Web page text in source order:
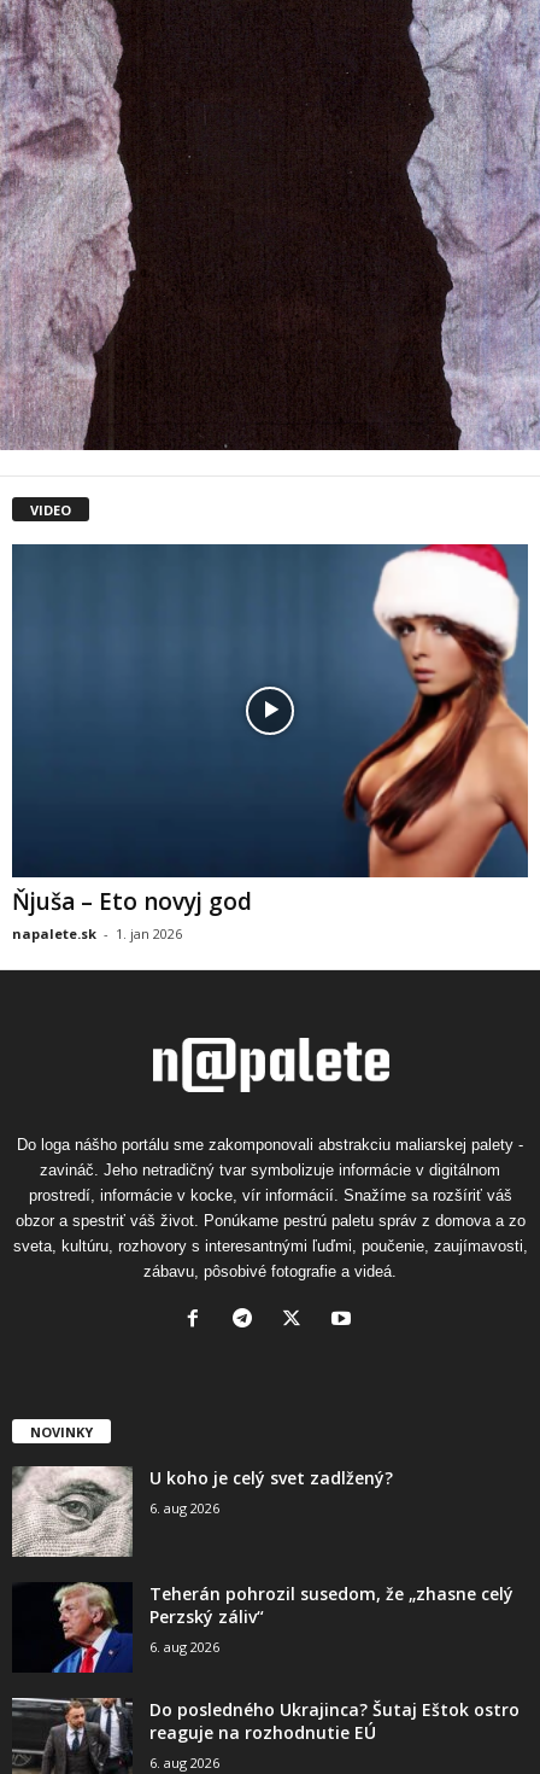
VIDEO
Ňjuša – Eto novyj god
napalete.sk - 1. jan 2026
Do loga nášho portálu sme zakomponovali abstrakciu maliarskej palety -
zavináč. Jeho netradičný tvar symbolizuje informácie v digitálnom
prostredí, informácie v kocke, vír informácií. Snažíme sa rozšíriť váš
obzor a spestriť váš život. Ponúkame pestrú paletu správ z domova a zo
sveta, kultúru, rozhovory s interesantnými ľuďmi, poučenie, zaujímavosti,
zábavu, pôsobivé fotografie a videá.
NOVINKY
U koho je celý svet zadlžený?
6. aug 2026
Teherán pohrozil susedom, že „zhasne celý
Perzský záliv“
6. aug 2026
Do posledného Ukrajinca? Šutaj Eštok ostro
reaguje na rozhodnutie EÚ
6. aug 2026